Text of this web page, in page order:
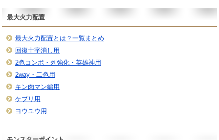
最大火力配置
最大火力配置とは？一覧まとめ
回復十字消し用
2色コンボ・列強化・英雄神用
2way・二色用
キン肉マン編用
ケプリ用
ヨウユウ用